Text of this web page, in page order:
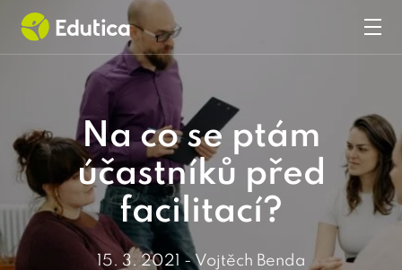
Hlavní navigace
Na co se ptám
účastníků před
facilitací?
15. 3. 2021 - Vojtěch Benda